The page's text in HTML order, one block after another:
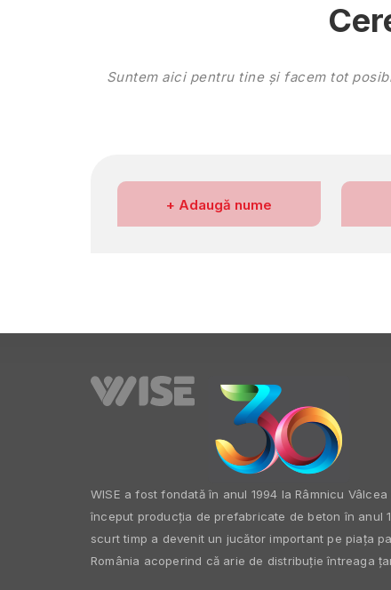
Suntem aici pentru tine și facem tot
Numele meu
+ Adaugă nume Nr.
WISE a fost fondată în anul 1994 la Râmnicu Vâlcea
început producția de prefabricate de beton în anul
scurt timp a devenit un jucător important pe piața
România acoperind că arie de distribuție întreaga